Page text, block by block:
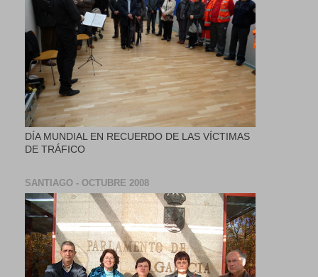
DÍA MUNDIAL EN RECUERDO DE LAS VÍCTIMAS
DE TRÁFICO
SANTIAGO - OCTUBRE 2008